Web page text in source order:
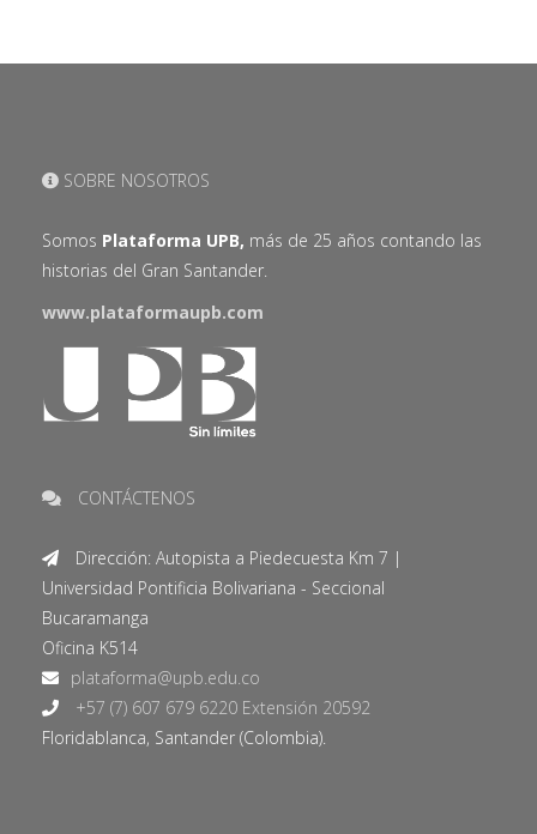
SOBRE NOSOTROS
Somos Plataforma UPB, más de 25 años contando las
historias del Gran Santander.
www.plataformaupb.com
CONTÁCTENOS
Dirección: Autopista a Piedecuesta Km 7 |
Universidad Pontificia Bolivariana - Seccional
Bucaramanga
Oficina K514
+57 (7) 607 679 6220 Extensión 20592
Floridablanca, Santander (Colombia).